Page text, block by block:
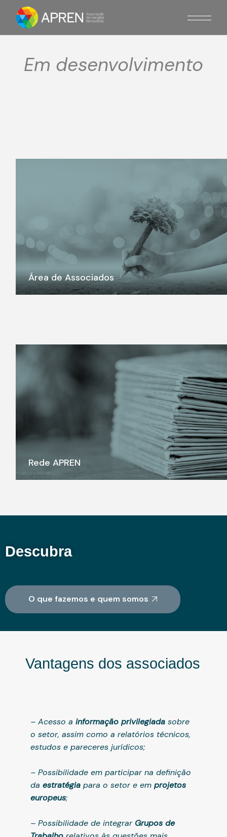
Em desenvolvimento
Área de Associados
Rede APREN
Descubra
O que fazemos e quem somos
Vantagens dos associados
– Acesso a informação privilegiada sobre
o setor, assim como a relatórios técnicos,
estudos e pareceres jurídicos;
– Possibilidade em participar na definição
da estratégia para o setor e em projetos
europeus;
– Possibilidade de integrar Grupos de